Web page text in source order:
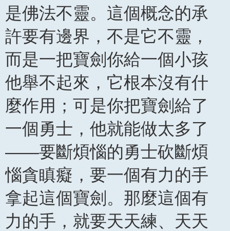
是佛法不靈。這個概念的承
許要有邊界，不是它不靈，
而是一把寶劍你給一個小孩
他舉不起來，它根本沒有什
麼作用；可是你把寶劍給了
一個勇士，他就能做太多了
——要斷煩惱的勇士砍斷煩
惱貪瞋癡，要一個有力的手
拿起這個寶劍。那麼這個有
力的手，就要天天練、天天